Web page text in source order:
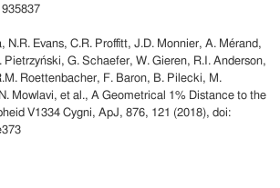
N.R. Evans, C.R. Proffitt, J.D. Monnier, A. Mérand,
Pietrzyński, G. Schaefer, W. Gieren, R.I. Anderson,
Roettenbacher, F. Baron, B. Pilecki, M.
Mowlavi, et al., A Geometrical 1% Distance to the
V1334 Cygni, ApJ, 876, 121 (2018), doi: